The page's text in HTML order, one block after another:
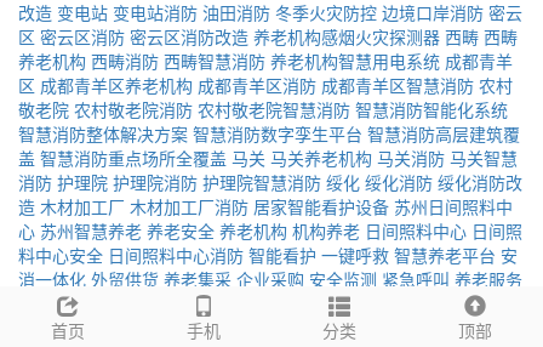
改造 变电站 变电站消防 油田消防 冬季火灾防控 边境口岸消防 密云
区 密云区消防 密云区消防改造 养老机构感烟火灾探测器 西畴 西畴
养老机构 西畴消防 西畴智慧消防 养老机构智慧用电系统 成都青羊
区 成都青羊区养老机构 成都青羊区消防 成都青羊区智慧消防 农村
敬老院 农村敬老院消防 农村敬老院智慧消防 智慧消防智能化系统
智慧消防整体解决方案 智慧消防数字孪生平台 智慧消防高层建筑覆
盖 智慧消防重点场所全覆盖 马关 马关养老机构 马关消防 马关智慧
消防 护理院 护理院消防 护理院智慧消防 绥化 绥化消防 绥化消防改
造 木材加工厂 木材加工厂消防 居家智能看护设备 苏州日间照料中
心 苏州智慧养老 养老安全 养老机构 机构养老 日间照料中心 日间照
料中心安全 日间照料中心消防 智能看护 一键呼救 智慧养老平台 安
消一体化 外贸供货 养老集采 企业采购 安全监测 紧急呼叫 养老服务
24小时监测 秒级响应 怀来消防
怀来全氟己酮
绵阳社区养老服务驿站 绵阳智慧养老 社区养老服务驿站
社区养老服
首页 手机 分类 顶部